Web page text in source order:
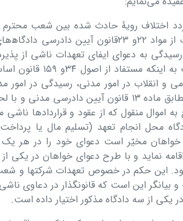
اختلاف رویۀ حادث شده بین شعب
دیوان عالی کشور با استنباط مختلف از مواد ٢٢و
به دعوای ایفای تعھدات ناشی از
و انقلاب در امور مدنی، رسیدگی در امور
دادگاه صالح انجام شود، ھمچنین مطابق ماده ١٣ قانون
دعاوی راجع به اموال منقول که از عقود و
محل انجام تعھد (تسلیم مال یا
مخیّر است دعوای خود را در ھر یک
نماید و با طرح دعوای خواھان در یکی از
بیانگر این است که قانونگذار در دعاوی
یکی از سه دادگاه مذکور اختیار داده است.